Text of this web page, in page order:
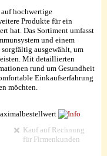
hochwertige
Produkte für ein
hat. Das Sortiment umfasst
und einem
ausgewählt, um
Mit detaillierten
rund um Gesundheit
Einkaufserfahrung
möchten.
Kauf auf Rechnung
für Firmenkunden